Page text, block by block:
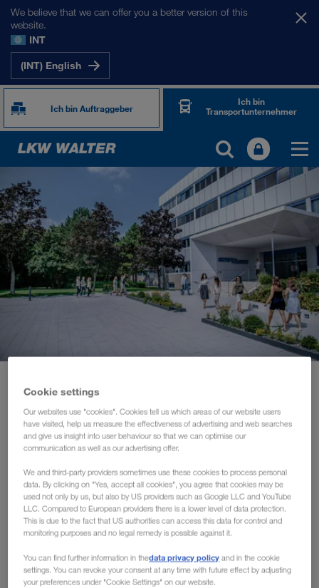
We believe that we can offer you a better version of this
website.
INT
(INT) English
Ich bin Auftraggeber
Ich bin
Transportunternehmer
ÜBER UNS
Firmeninformation
SHEQ-Management
Soziale Verantwortung
Transportpartner-FAQ
Compliance
WALTER GROUP
Über uns
Komplettladungs-Transporten auf der Straße und im
Kombinierten Verkehrin ganzEuropasowievon und
nach Russland,Zentralasien, demNahen Ostenund
Nordafrika.
Cookie settings
Our websites use "cookies". Cookies tell us which areas of our website users
have visited, help us measure the effectiveness of advertising and web searches
and give us insight into user behaviour so that we can optimise our
communication as well as our advertising offer.
We and third-party providers sometimes use these cookies to process personal
data. By clicking on "Yes, accept all cookies", you agree that cookies may be
used not only by us, but also by US providers such as Google LLC and YouTube
LLC. Compared to European providers there is a lower level of data protection.
This is due to the fact that US authorities can access this data for control and
monitoring purposes and no legal remedy is possible against it.
You can find further information in thedata privacy policy and in the cookie
settings. You can revoke your consent at any time with future effect by adjusting
your preferences under "Cookie Settings" on our website.